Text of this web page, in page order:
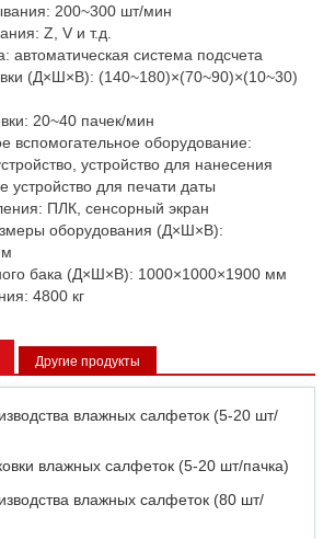
200~300 шт/мин
Z, V и т.д.
автоматическая система подсчета
(Д×Ш×В): (140~180)×(70~90)×(10~30)
20~40 пачек/мин
вспомогательное оборудование:
устройство для нанесения
устройство для печати даты
ПЛК, сенсорный экран
оборудования (Д×Ш×В):
бака (Д×Ш×В): 1000×1000×1900 мм
4800 кг
Другие продукты
влажных салфеток (5-20 шт/
влажных салфеток (5-20 шт/пачка)
влажных салфеток (80 шт/